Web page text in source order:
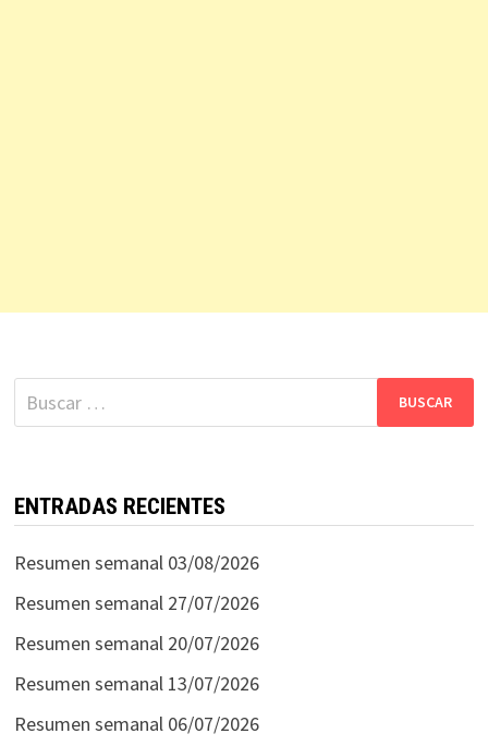
Buscar:
ENTRADAS RECIENTES
Resumen semanal 03/08/2026
Resumen semanal 27/07/2026
Resumen semanal 20/07/2026
Resumen semanal 13/07/2026
Resumen semanal 06/07/2026